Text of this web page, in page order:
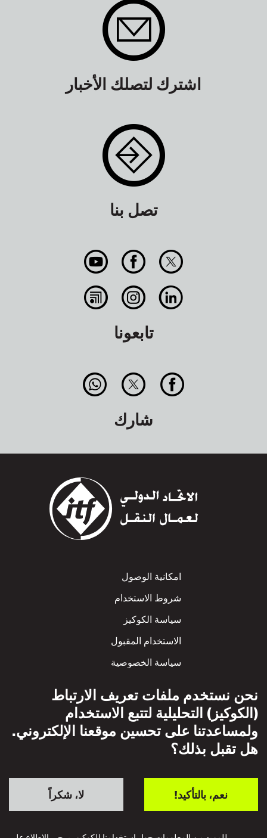
اشترك لتصلك الأخبار
تصل بنا
تابعونا
شارك
Footer
امكانية الوصول
شروط الاستخدام
سياسة الكوكيز
الاستخدام المقبول
سياسة الخصوصية
نحن نستخدم ملفات تعريف الارتباط
(الكوكيز) التحليلية لتتبع الاستخدام
ولمساعدتنا على تحسين موقعنا الإلكتروني.
هل تقبل بذلك؟
لا، شكراً نعم، بالتأكيد!